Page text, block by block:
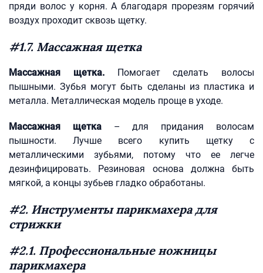
пряди волос у корня. А благодаря прорезям горячий
воздух проходит сквозь щетку.
#1.7. Массажная щетка
Массажная щетка.Помогает сделать волосы
пышными. Зубья могут быть сделаны из пластика и
металла. Металлическая модель проще в уходе.
Массажная щетка– для придания волосам
пышности. Лучше всего купить щетку с
металлическими зубьями, потому что ее легче
дезинфицировать. Резиновая основа должна быть
мягкой, а концы зубьев гладко обработаны.
#2. Инструменты парикмахера для
стрижки
#2.1. Профессиональные ножницы
парикмахера